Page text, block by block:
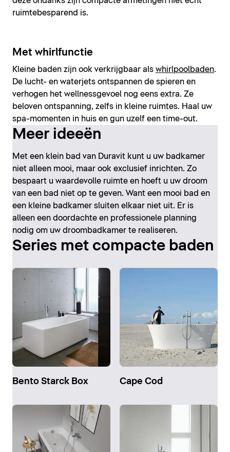
ruimtebesparend is.
Met whirlfunctie
Kleine baden zijn ook verkrijgbaar als whirlpoolbaden.
De lucht- en waterjets ontspannen de spieren en
verhogen het wellnessgevoel nog eens extra. Ze
beloven ontspanning, zelfs in kleine ruimtes. Haal uw
spa-momenten in huis en gun uzelf een time-out.
Meer ideeën
Met een klein bad van Duravit kunt u uw badkamer
niet alleen mooi, maar ook exclusief inrichten. Zo
bespaart u waardevolle ruimte en hoeft u uw droom
van een bad niet op te geven. Want een mooi bad en
een kleine badkamer sluiten elkaar niet uit. Er is
alleen een doordachte en professionele planning
nodig om uw droombadkamer te realiseren.
Series met compacte baden
Bento Starck Box Cape Cod